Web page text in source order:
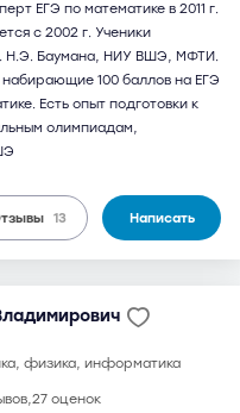
ЕГЭ по математике в 2011 г.
с 2002 г. Ученики
Н.Э. Баумана, НИУ ВШЭ, МФТИ.
100 баллов на ЕГЭ
Есть опыт подготовки к
олимпиадам,
13 Написать
физика, информатика
27 оценок